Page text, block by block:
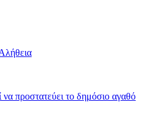
να προστατεύει το δημόσιο αγαθό